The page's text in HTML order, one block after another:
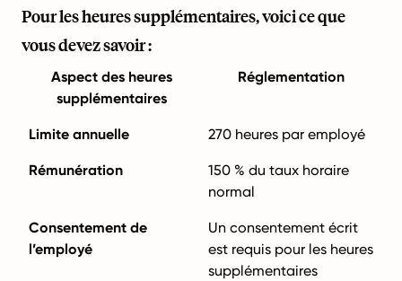
Pour les heures supplémentaires, voici ce que
vous devez savoir :
Aspect des heures
supplémentaires
Réglementation
Limite annuelle 270 heures par employé
Rémunération
150 % du taux horaire
normal
Consentement de
l’employé
Un consentement écrit
est requis pour les heures
supplémentaires